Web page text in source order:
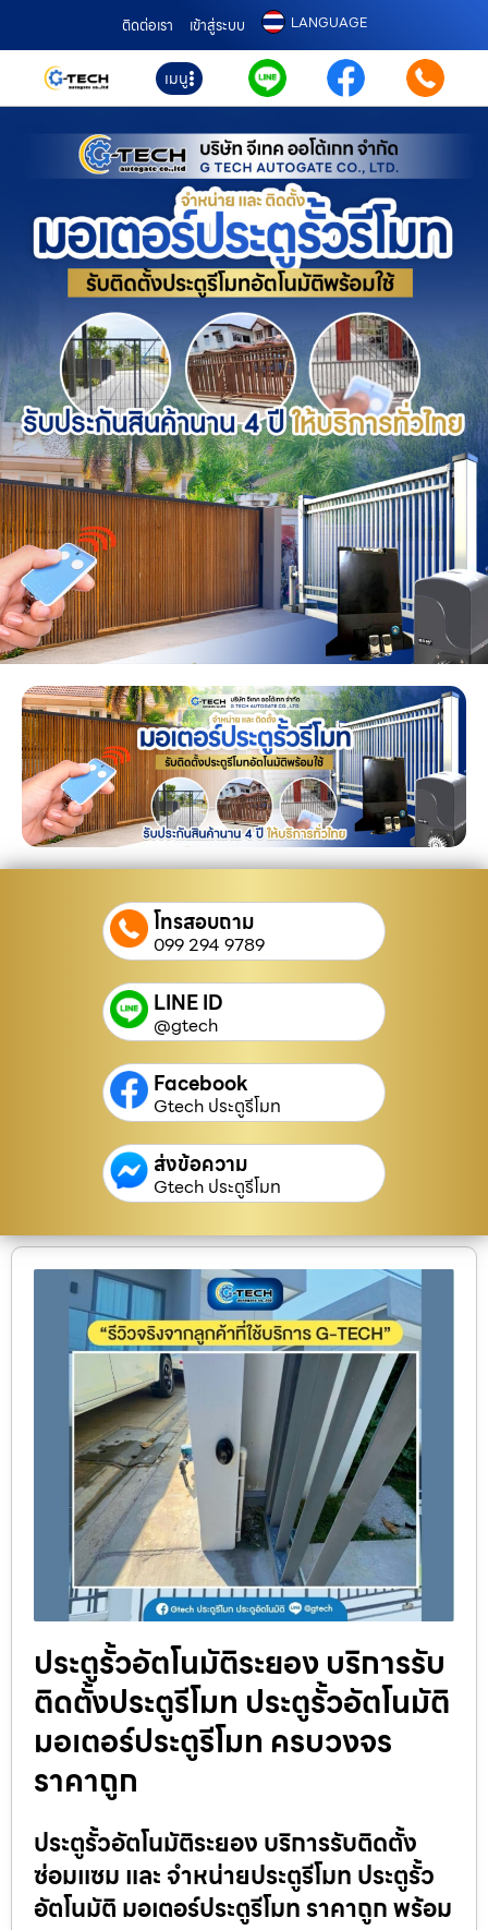
ติดต่อเรา เข้าสู่ระบบ LANGUAGE
เมนู
โทรสอบถาม
099 294 9789
LINE ID
@gtech
Facebook
Gtech ประตูรีโมท
ส่งข้อความ
Gtech ประตูรีโมท
ประตูรั้วอัตโนมัติระยอง บริการรับ
ติดตั้งประตูรีโมท ประตูรั้วอัตโนมัติ
มอเตอร์ประตูรีโมท ครบวงจร
ราคาถูก
ประตูรั้วอัตโนมัติระยอง บริการรับติดตั้ง
ซ่อมแซม และ จำหน่ายประตูรีโมท ประตูรั้ว
อัตโนมัติ มอเตอร์ประตูรีโมท ราคาถูก พร้อม